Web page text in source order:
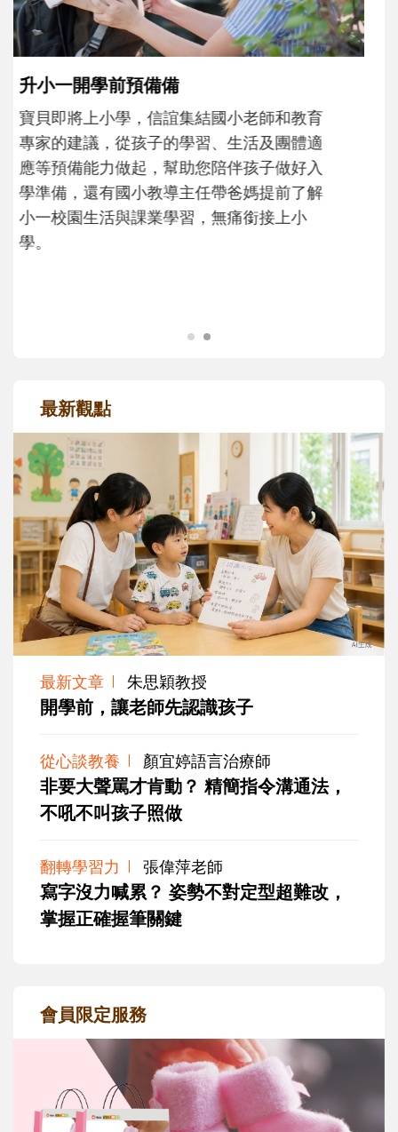
和孩子一起長大的那個男人│讀懂父親的
不同模樣
沒有人天生就擅長當爸爸！男人總是在一次
次「前所未有」的體驗中，跟著孩子一起長
大。從給予安全感的肢體遊戲，到獨立自
主、角色認同及解決問題的能力養成。爸爸
最新觀點
最新文章 朱思穎教授
開學前，讓老師先認識孩子
從心談教養 顏宜婷語言治療師
非要大聲罵才肯動？ 精簡指令溝通法，
不吼不叫孩子照做
翻轉學習力 張偉萍老師
寫字沒力喊累？ 姿勢不對定型超難改，
掌握正確握筆關鍵
會員限定服務